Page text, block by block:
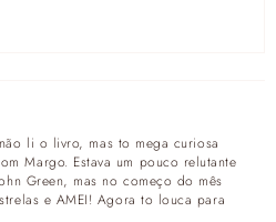
li o livro, mas to mega curiosa
Margo. Estava um pouco relutante
Green, mas no começo do mês
e AMEI! Agora to louca para